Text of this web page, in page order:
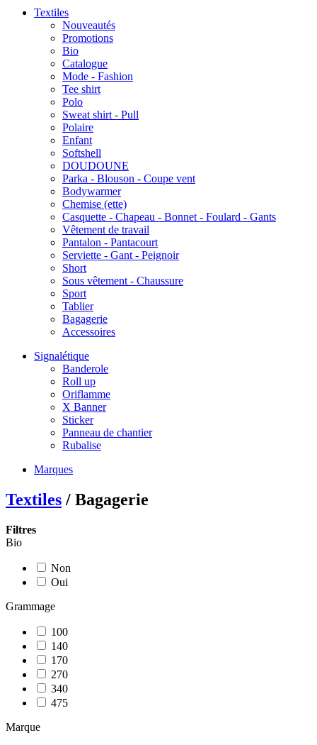
Textiles
Nouveautés
Promotions
Bio
Catalogue
Mode - Fashion
Tee shirt
Polo
Sweat shirt - Pull
Polaire
Enfant
Softshell
DOUDOUNE
Parka - Blouson - Coupe vent
Bodywarmer
Chemise (ette)
Casquette - Chapeau - Bonnet - Foulard - Gants
Vêtement de travail
Pantalon - Pantacourt
Serviette - Gant - Peignoir
Short
Sous vêtement - Chaussure
Sport
Tablier
Bagagerie
Accessoires
Signalétique
Banderole
Roll up
Oriflamme
X Banner
Sticker
Panneau de chantier
Rubalise
Marques
Textiles / Bagagerie
Filtres
Bio
Non
Oui
Grammage
100
140
170
270
340
475
Marque